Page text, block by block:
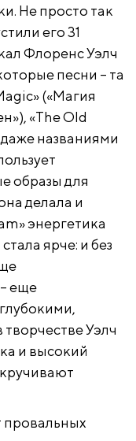
Не просто так
его 31
Флоренс Уэлч
песни – та
(«Магия
«The Old
названиями
образы для
делала и
энергетика
ярче: и без
еще
Уэлч
и высокий
провальных